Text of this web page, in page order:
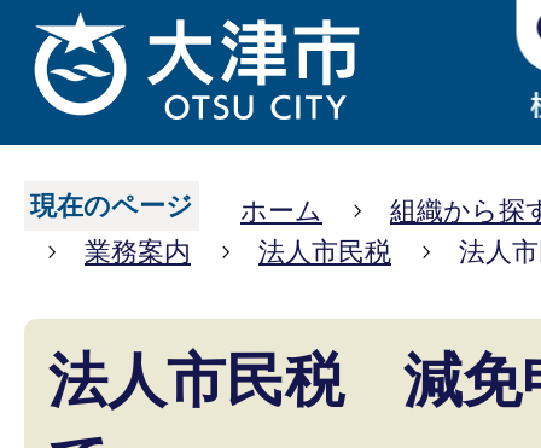
現在のページ ホーム
組織から探
業務案内
法人市民税 法人
法人市民税 減免